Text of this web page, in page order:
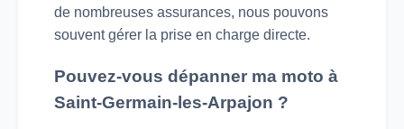
de nombreuses assurances, nous pouvons
souvent gérer la prise en charge directe.
Pouvez-vous dépanner ma moto à
Saint-Germain-les-Arpajon ?